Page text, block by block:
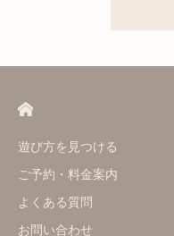
遊び方を見つける
ご予約・料金案内
よくある質問
お問い合わせ